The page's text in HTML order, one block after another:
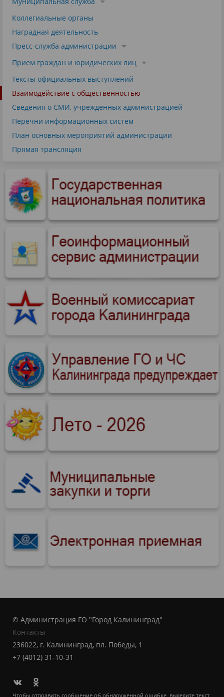
Коллегиальные органы
Наградная деятельность
Пресс-служба администрации
Прием граждан и юридических лиц
Тексты официальных выступлений
Взаимодействие с общественностью
Сведения о СМИ, учрежденных администрацией
Перечни информационных систем
План основных мероприятий администрации
Прямая трансляция
© Администрация ГО "Город Калининград"
Контакты
236022, г. Калининград, пл. Победы, 1
+7 (4012) 31-10-31
Чтобы отправить сообщение об обнаруженной ошибке, выделите текст